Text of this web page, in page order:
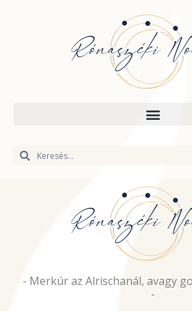
Keresés
Keresés
- Merkúr az Alrischanál, avagy
-